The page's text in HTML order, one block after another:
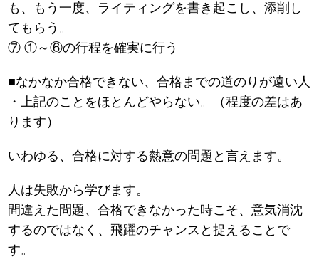
も、もう一度、ライティングを書き起こし、添削し
てもらう。
⑦ ①～⑥の行程を確実に行う
■なかなか合格できない、合格までの道のりが遠い人
・上記のことをほとんどやらない。（程度の差はあ
ります）
いわゆる、合格に対する熱意の問題と言えます。
人は失敗から学びます。
間違えた問題、合格できなかった時こそ、意気消沈
するのではなく、飛躍のチャンスと捉えることで
す。